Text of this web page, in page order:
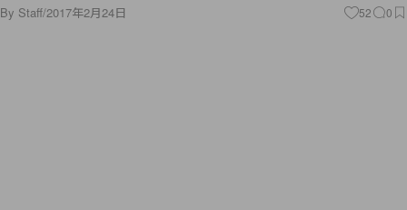
By Staff/2017年2月24日 52 0